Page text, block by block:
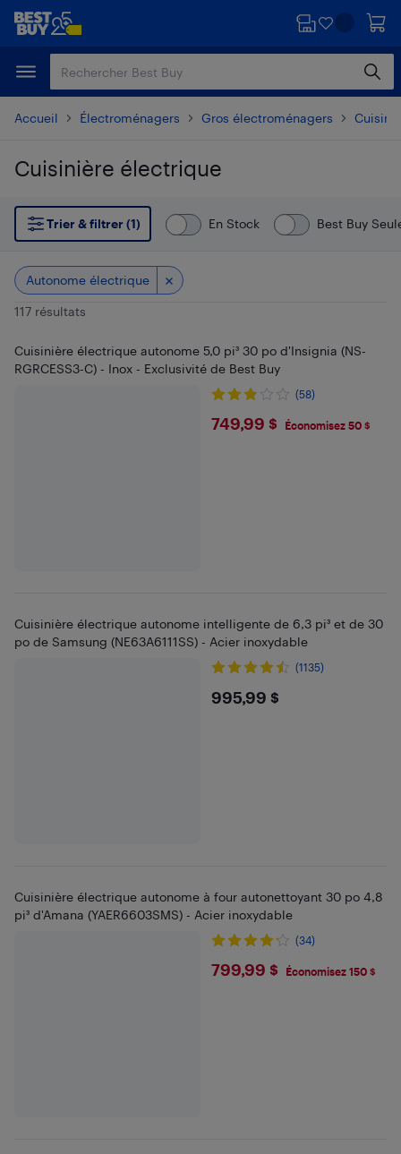
Passer
principal
Passer
Accueil Électroménagers Gros électroménagers
Cuisinière électrique
Passer aux résultats
Trier & filtrer (1)
En Stock Best Buy
Autonome électrique
117 résultats
Cuisinière électrique autonome 5,0 pi³ 30 po d'Insignia (NS-
RGRCESS3-C) - Inox - Exclusivité de Best Buy
(58)
$749.99
749,99 $ Économisez 50 $
Cuisinière électrique autonome intelligente de 6,3 pi³ et de 30
po de Samsung (NE63A6111SS) - Acier inoxydable
(1135)
$995.99
995,99 $
Cuisinière électrique autonome à four autonettoyant 30 po 4,8
pi³ d'Amana (YAER6603SMS) - Acier inoxydable
(34)
$799.99
799,99 $ Économisez 150 $